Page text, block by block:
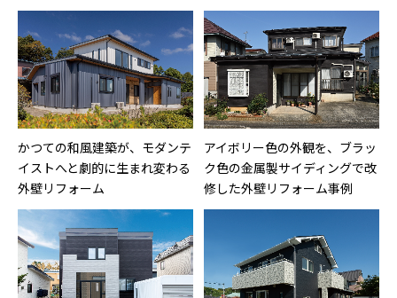
かつての和風建築が、モダンテ
イストへと劇的に生まれ変わる
外壁リフォーム
アイボリー色の外観を、ブラッ
ク色の金属製サイディングで改
修した外壁リフォーム事例